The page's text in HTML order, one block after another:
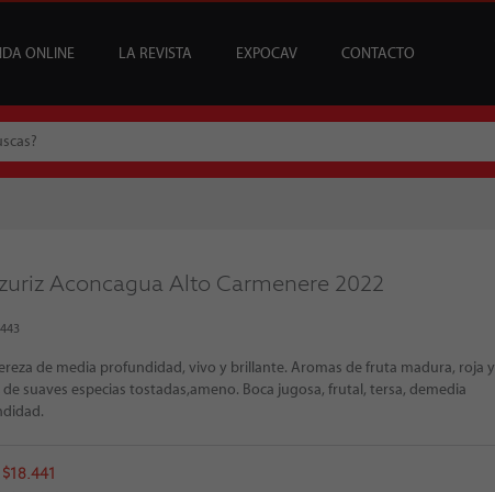
ONLINE LA REVISTA EXPOCAV CONTACTO
Aconcagua Alto Carmenere 2022
de media profundidad, vivo y brillante. Aromas de fruta madura, roja y
de suaves especias tostadas,ameno. Boca jugosa, frutal, tersa, demedia